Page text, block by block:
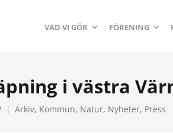
VAD VI GÖR FÖRENING
i västra
Arkiv, Kommun, Natur, Nyheter, Press